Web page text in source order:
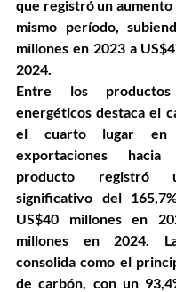
que registró un aumento
mismo período,
millones en 2023 a
2024.
Entre los
energéticos destaca el
el cuarto lugar
exportaciones
producto registró
significativo del
US$40 millones en
millones en 2024.
consolida como el
de carbón, con un